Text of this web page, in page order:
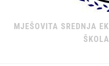
MJEŠOVITA SREDNJA